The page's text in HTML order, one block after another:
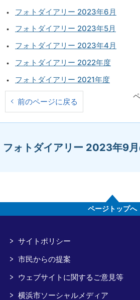
フォトダイアリー 2023年6月
フォトダイアリー 2023年5月
フォトダイアリー 2023年4月
フォトダイアリー 2022年度
フォトダイアリー 2021年度
前のページに戻る
フォトダイアリー 2023年9
開く
ページトップへ
サイトポリシー
市民からの提案
ウェブサイトに関するご意見等
横浜市ソーシャルメディア